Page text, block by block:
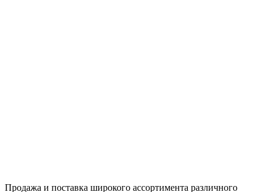
Продажа и поставка широкого ассортимента различного